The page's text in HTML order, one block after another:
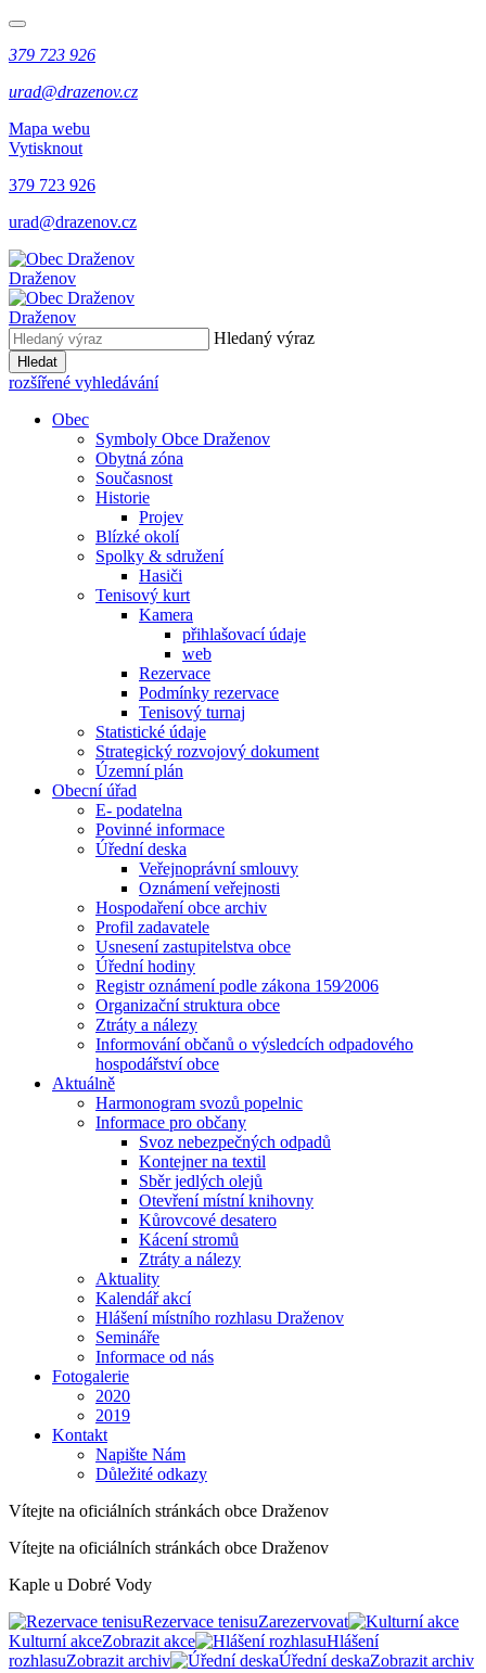
379 723 926
urad@drazenov.cz
Mapa webu
Vytisknout
379 723 926
urad@drazenov.cz
Draženov
Draženov
Hledaný výraz
Hledat
rozšířené vyhledávání
Obec
Symboly Obce Draženov
Obytná zóna
Současnost
Historie
Projev
Blízké okolí
Spolky & sdružení
Hasiči
Tenisový kurt
Kamera
přihlašovací údaje
web
Rezervace
Podmínky rezervace
Tenisový turnaj
Statistické údaje
Strategický rozvojový dokument
Územní plán
Obecní úřad
E- podatelna
Povinné informace
Úřední deska
Veřejnoprávní smlouvy
Oznámení veřejnosti
Hospodaření obce archiv
Profil zadavatele
Usnesení zastupitelstva obce
Úřední hodiny
Registr oznámení podle zákona 159⁄2006
Organizační struktura obce
Ztráty a nálezy
Informování občanů o výsledcích odpadového
hospodářství obce
Aktuálně
Harmonogram svozů popelnic
Informace pro občany
Svoz nebezpečných odpadů
Kontejner na textil
Sběr jedlých olejů
Otevření místní knihovny
Kůrovcové desatero
Kácení stromů
Ztráty a nálezy
Aktuality
Kalendář akcí
Hlášení místního rozhlasu Draženov
Semináře
Informace od nás
Fotogalerie
2020
2019
Kontakt
Napište Nám
Důležité odkazy
Vítejte na oficiálních stránkách obce Draženov
Vítejte na oficiálních stránkách obce Draženov
Kaple u Dobré Vody
Rezervace tenisuZarezervovat
Kulturní akceZobrazit akce
Hlášení
rozhlasuZobrazit archiv Úřední deskaZobrazit archiv